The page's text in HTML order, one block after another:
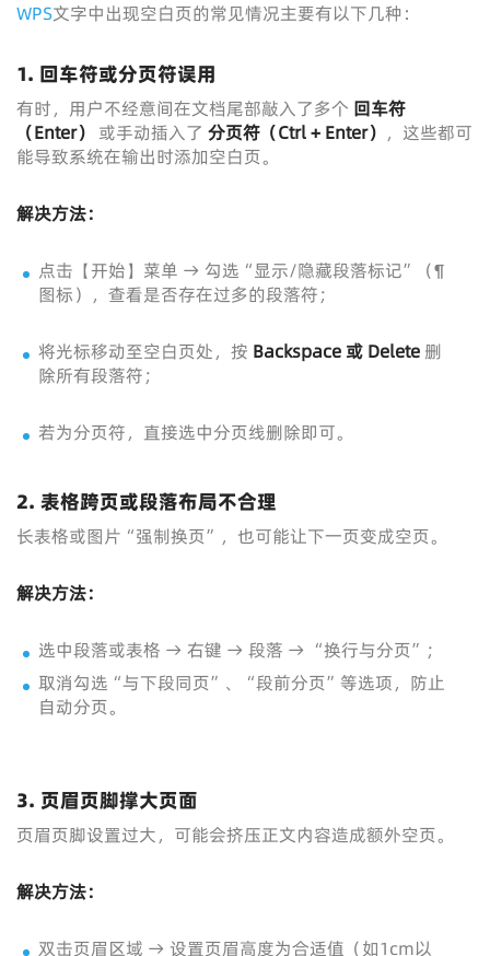
WPS文字中出现空白页的常见情况主要有以下几种：
1. 回车符或分页符误用
有时，用户不经意间在文档尾部敲入了多个 回车符
（Enter） 或手动插入了 分页符（Ctrl + Enter） ，这些都可
能导致系统在输出时添加空白页。
解决方法：
点击【开始】菜单 → 勾选“显示/隐藏段落标记”（¶
图标），查看是否存在过多的段落符；
将光标移动至空白页处，按 Backspace 或 Delete 删
除所有段落符；
若为分页符，直接选中分页线删除即可。
2. 表格跨页或段落布局不合理
长表格或图片“强制换页”，也可能让下一页变成空页。
解决方法：
选中段落或表格 → 右键 → 段落 → “换行与分页”；
取消勾选“与下段同页”、“段前分页”等选项，防止
自动分页。
3. 页眉页脚撑大页面
页眉页脚设置过大，可能会挤压正文内容造成额外空页。
解决方法：
双击页眉区域 → 设置页眉高度为合适值（如1cm以